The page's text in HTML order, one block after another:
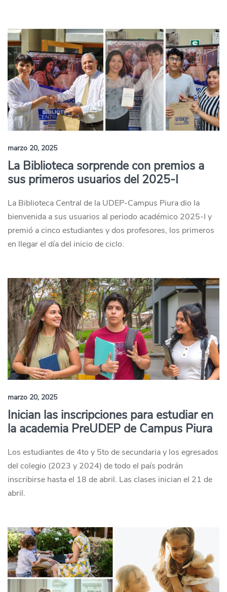
marzo 20, 2025
La Biblioteca sorprende con premios a
sus primeros usuarios del 2025-I
La Biblioteca Central de la UDEP-Campus Piura dio la
bienvenida a sus usuarios al periodo académico 2025-I y
premió a cinco estudiantes y dos profesores, los primeros
en llegar el día del inicio de ciclo.
marzo 20, 2025
Inician las inscripciones para estudiar en
la academia PreUDEP de Campus Piura
Los estudiantes de 4to y 5to de secundaria y los egresados
del colegio (2023 y 2024) de todo el país podrán
inscribirse hasta el 18 de abril. Las clases inician el 21 de
abril.